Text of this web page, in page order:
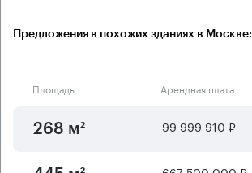
Предложения в похожих зданиях в Москве:
Площадь Арендная плата
268 м² 99 999 910 ₽